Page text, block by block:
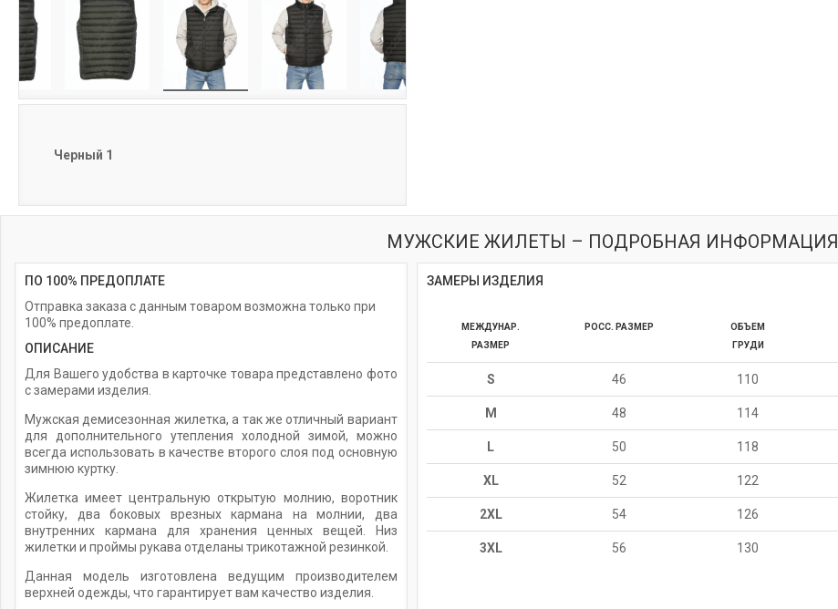
Черный 1
МУЖСКИЕ ЖИЛЕТЫ – ПОДРОБНАЯ ИНФОРМАЦИЯ
ПО 100% ПРЕДОПЛАТЕ
Отправка заказа с данным товаром возможна только при
100% предоплате.
ОПИСАНИЕ
Для Вашего удобства в карточке товара представлено фото
с замерами изделия.
Мужская демисезонная жилетка, а так же отличный вариант
для дополнительного утепления холодной зимой, можно
всегда использовать в качестве второго слоя под основную
зимнюю куртку.
Жилетка имеет центральную открытую молнию, воротник
стойку, два боковых врезных кармана на молнии, два
внутренних кармана для хранения ценных вещей. Низ
жилетки и проймы рукава отделаны трикотажной резинкой.
Данная модель изготовлена ведущим производителем
верхней одежды, что гарантирует вам качество изделия.
ЗАМЕРЫ ИЗДЕЛИЯ
МЕЖДУНАР.
РАЗМЕР
РОСС. РАЗМЕР
ОБЪЕМ
ГРУДИ
S 46 110
M 48 114
L 50 118
XL 52 122
2XL 54 126
3XL 56 130